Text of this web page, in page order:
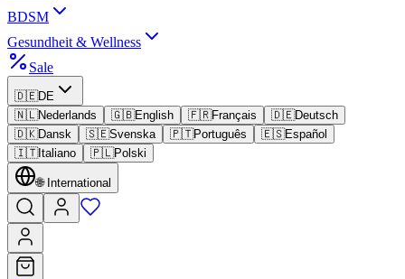
BDSM
Gesundheit & Wellness
Sale
🇩🇪DE
🇳🇱Nederlands 🇬🇧English 🇫🇷Français 🇩🇪Deutsch
🇩🇰Dansk 🇸🇪Svenska 🇵🇹Português 🇪🇸Español
🇮🇹Italiano 🇵🇱Polski
🌐 International